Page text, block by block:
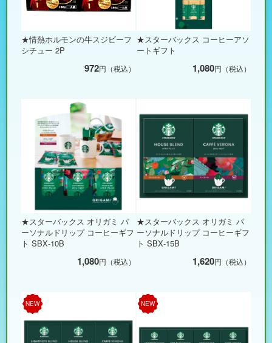
★情熱ホルモンの牛スジビーフ
シチュー 2P
972円（税込）
★スターバックス コーヒーアソ
ートギフト
1,080円（税込）
★スターバックス オリガミ パ
ーソナルドリップ コーヒーギフ
ト SBX-10B
1,080円（税込）
★スターバックス オリガミ パ
ーソナルドリップ コーヒーギフ
ト SBX-15B
1,620円（税込）
NEW NEW